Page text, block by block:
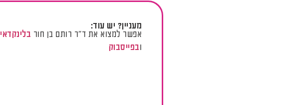
מעניין? יש עוד:
אפשר למצוא את ד"ר רותם בן חור בלינקדאין
ובפייסבוק